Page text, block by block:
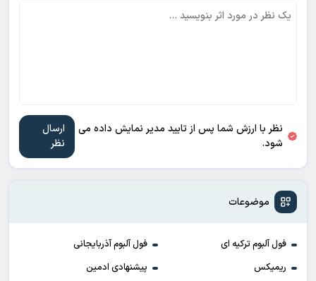
موضوعات
فول آلبوم ترکیه ای
فول آلبوم آذربایجانی
ریمیکس
پیشنهادی ادمین
نظر با ارزش شما پس از تایید مدیر نمایش داده می
شود.